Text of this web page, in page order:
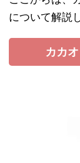
について解説
カカ